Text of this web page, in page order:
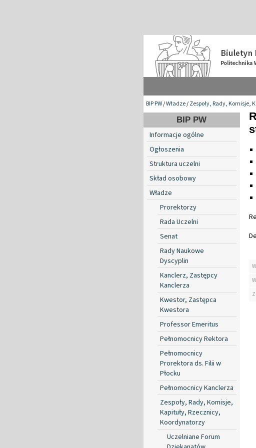
BIP PW/Władze/Zespoły, Rady, Komisje,
BIP PW
Informacje ogólne
Ogłoszenia
Struktura uczelni
Skład osobowy
Władze
Prorektorzy
Rada Uczelni
Senat
Rady Naukowe
Dyscyplin
Kanclerz, Zastępcy
Kanclerza
Kwestor, Zastępca
Kwestora
Professor Emeritus
Pełnomocnicy Rektora
Pełnomocnicy
Prorektora ds. Filii w
Płocku
Pełnomocnicy Kanclerza
Zespoły, Rady, Komisje,
Kapituły, Rzecznicy,
Koordynatorzy
Uczelniane Forum